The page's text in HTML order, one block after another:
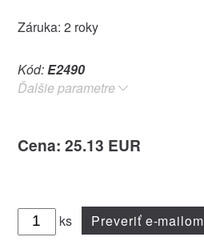
Záruka: 2 roky
Kód: E2490
Ďalšie parametre
Cena: 25.13 EUR
ks Preveriť e-mailom